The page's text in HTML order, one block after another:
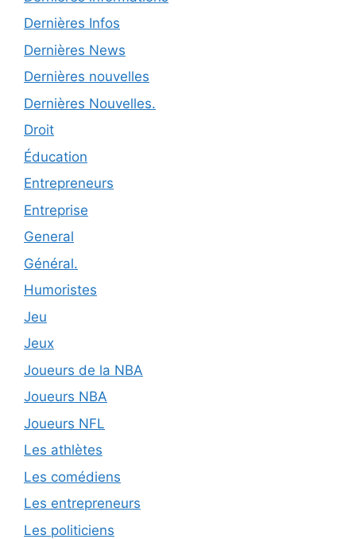
Dernières Infos
Dernières News
Dernières nouvelles
Dernières Nouvelles.
Droit
Éducation
Entrepreneurs
Entreprise
General
Général.
Humoristes
Jeu
Jeux
Joueurs de la NBA
Joueurs NBA
Joueurs NFL
Les athlètes
Les comédiens
Les entrepreneurs
Les politiciens